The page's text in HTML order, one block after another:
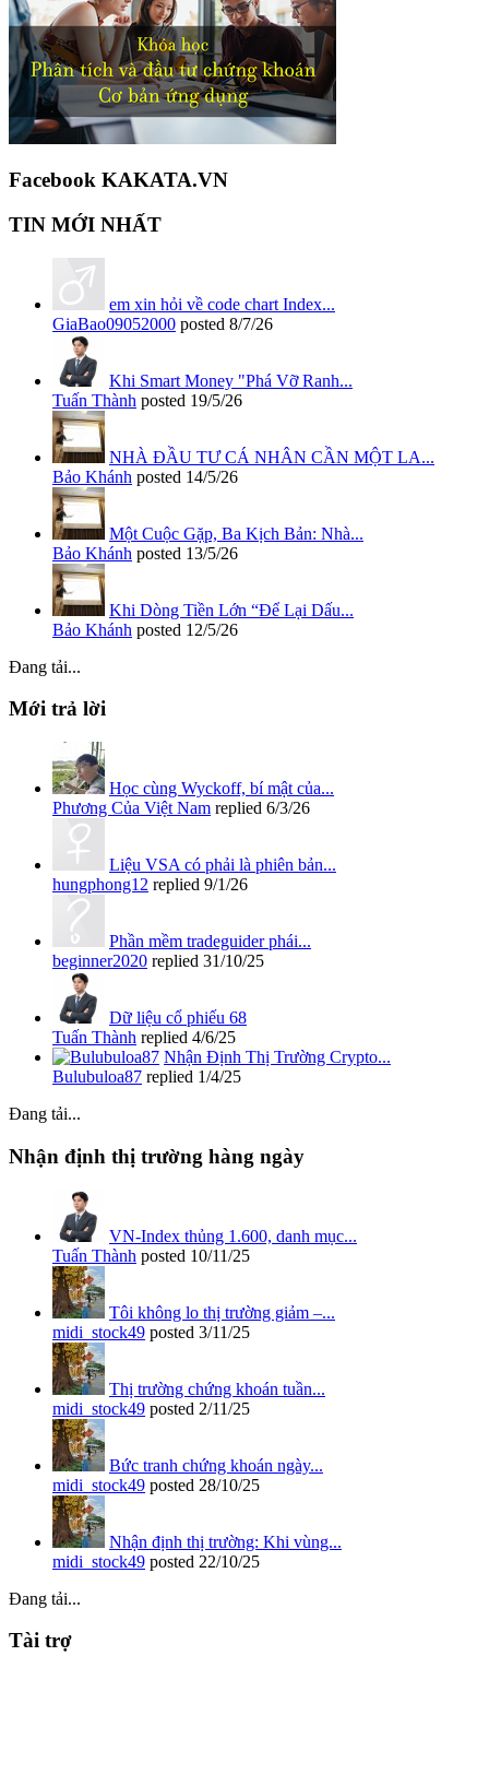
Facebook KAKATA.VN
TIN MỚI NHẤT
em xin hỏi về code chart Index...
GiaBao09052000 posted 8/7/26
Khi Smart Money "Phá Vỡ Ranh...
Tuấn Thành posted 19/5/26
NHÀ ĐẦU TƯ CÁ NHÂN CẦN MỘT LA...
Bảo Khánh posted 14/5/26
Một Cuộc Gặp, Ba Kịch Bản: Nhà...
Bảo Khánh posted 13/5/26
Khi Dòng Tiền Lớn “Để Lại Dấu...
Bảo Khánh posted 12/5/26
Đang tải...
Mới trả lời
Học cùng Wyckoff, bí mật của...
Phương Của Việt Nam replied 6/3/26
Liệu VSA có phải là phiên bản...
hungphong12 replied 9/1/26
Phần mềm tradeguider phái...
beginner2020 replied 31/10/25
Dữ liệu cổ phiếu 68
Tuấn Thành replied 4/6/25
Nhận Định Thị Trường Crypto...
Bulubuloa87 replied 1/4/25
Đang tải...
Nhận định thị trường hàng ngày
VN-Index thủng 1.600, danh mục...
Tuấn Thành posted 10/11/25
Tôi không lo thị trường giảm –...
midi_stock49 posted 3/11/25
Thị trường chứng khoán tuần...
midi_stock49 posted 2/11/25
Bức tranh chứng khoán ngày...
midi_stock49 posted 28/10/25
Nhận định thị trường: Khi vùng...
midi_stock49 posted 22/10/25
Đang tải...
Tài trợ